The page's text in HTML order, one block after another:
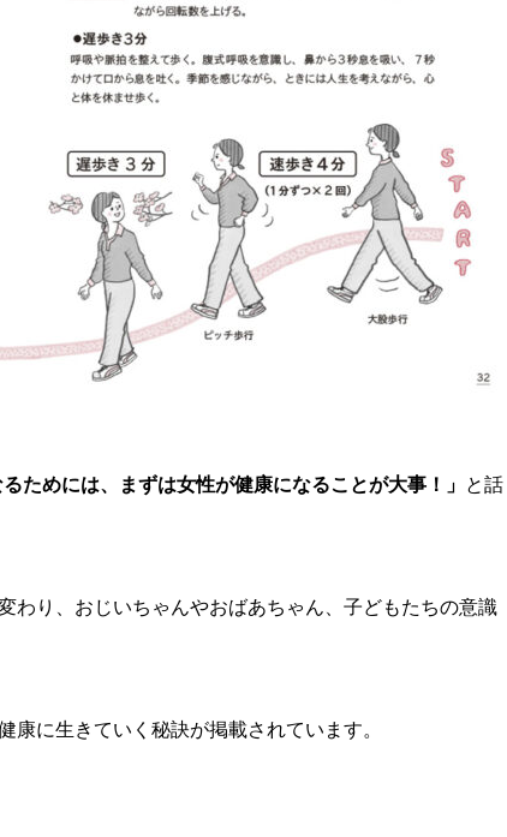
ためには、まずは女性が健康になることが大事！」 と話
わり、おじいちゃんやおばあちゃん、子どもたちの意識
康に生きていく秘訣が掲載されています。